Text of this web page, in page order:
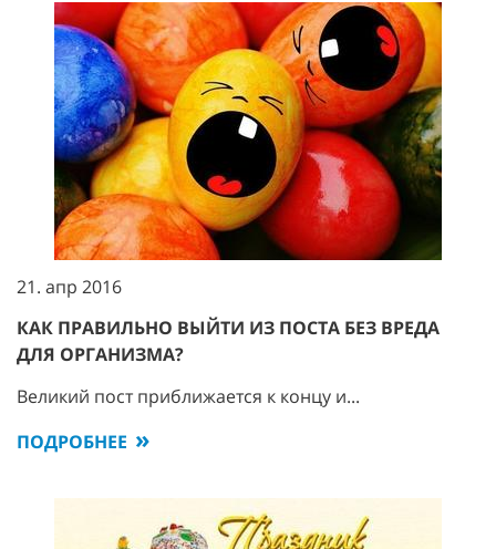
21. апр 2016
КАК ПРАВИЛЬНО ВЫЙТИ ИЗ ПОСТА БЕЗ ВРЕДА
ДЛЯ ОРГАНИЗМА?
Великий пост приближается к концу и...
ПОДРОБНЕЕ